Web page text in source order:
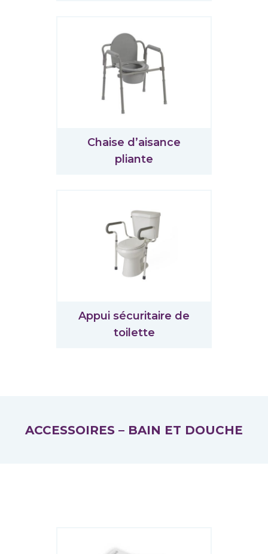
Chaise d’aisance
pliante
Appui sécuritaire de
toilette
ACCESSOIRES – BAIN ET DOUCHE